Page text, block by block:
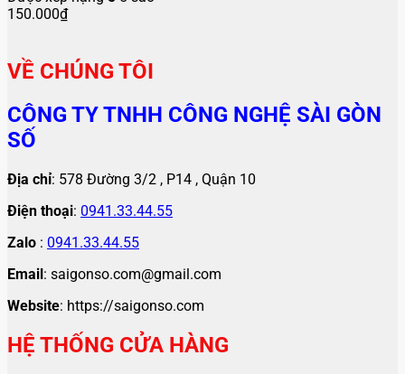
150.000₫
VỀ CHÚNG TÔI
CÔNG TY TNHH CÔNG NGHỆ SÀI GÒN
SỐ
Địa chỉ: 578 Đường 3/2 , P14 , Quận 10
Điện thoại: 0941.33.44.55
Zalo : 0941.33.44.55
Email: saigonso.com@gmail.com
Website: https://saigonso.com
HỆ THỐNG CỬA HÀNG